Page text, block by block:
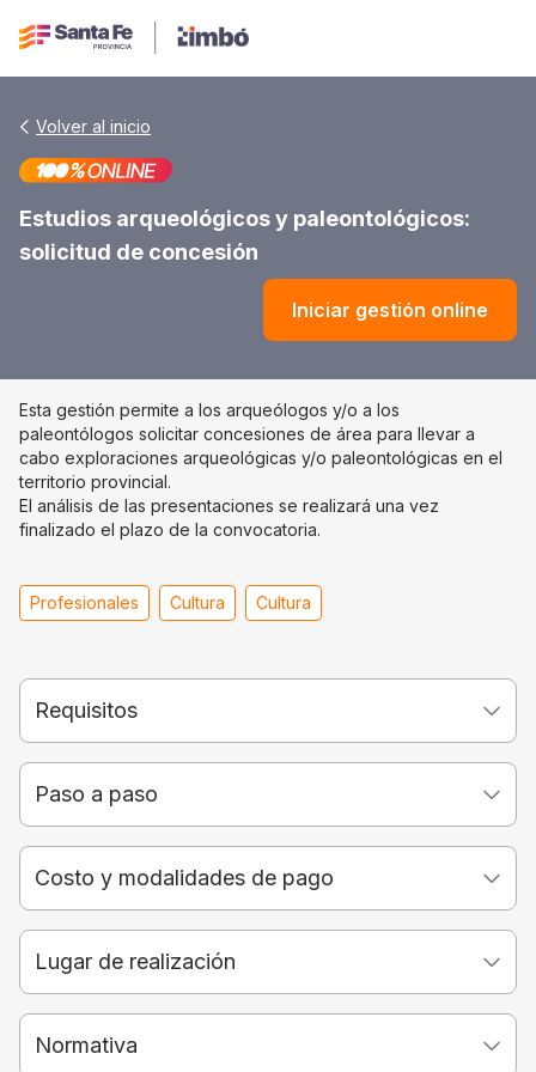
Volver al inicio
Estudios arqueológicos y paleontológicos:
solicitud de concesión
Iniciar gestión online
Esta gestión permite a los arqueólogos y/o a los
paleontólogos solicitar concesiones de área para llevar a
cabo exploraciones arqueológicas y/o paleontológicas en el
territorio provincial.
El análisis de las presentaciones se realizará una vez
finalizado el plazo de la convocatoria.
Profesionales Cultura Cultura
Requisitos
Paso a paso
Costo y modalidades de pago
Lugar de realización
Normativa